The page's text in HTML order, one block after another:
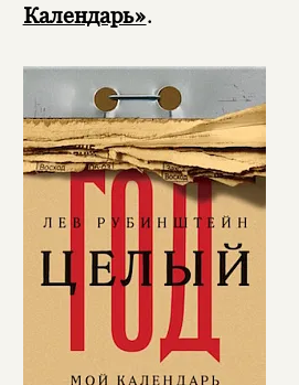
Календарь».